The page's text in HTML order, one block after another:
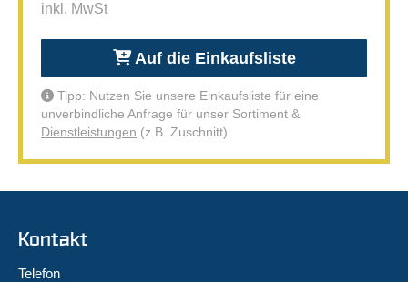
inkl. MwSt
Auf die Einkaufsliste
Tipp: Nutzen Sie unsere Einkaufsliste für eine
unverbindliche Anfrage für unser Sortiment &
Dienstleistungen (z.B. Zuschnitt).
Kontakt
Telefon